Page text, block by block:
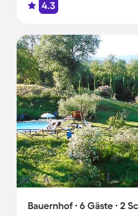
4.3
Bauernhof ∙ 6 Gäste ∙ 2